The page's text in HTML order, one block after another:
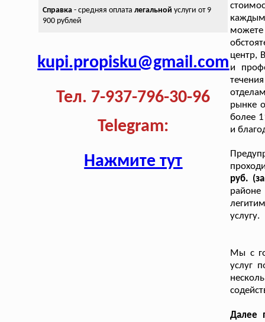
Справка- средняя оплата легальной услуги от 9
900 рублей
kupi.propisku@gmail.com
Тел. 7-937-796-30-96
Telegram:
Нажмите тут
центр,
и
рынке
более
и
руб.
услугу.
Мы с
услуг
Далее